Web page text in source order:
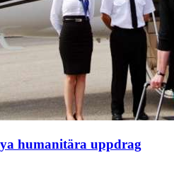
humanitära uppdrag